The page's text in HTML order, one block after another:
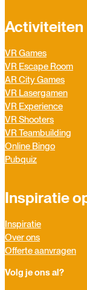
Activiteiten
VR Games
VR Escape Room
AR City Games
VR Lasergamen
VR Experience
VR Shooters
VR Teambuilding
Online Bingo
Pubquiz
Inspiratie
Inspiratie
Over ons
Offerte aanvragen
Volg je ons al?